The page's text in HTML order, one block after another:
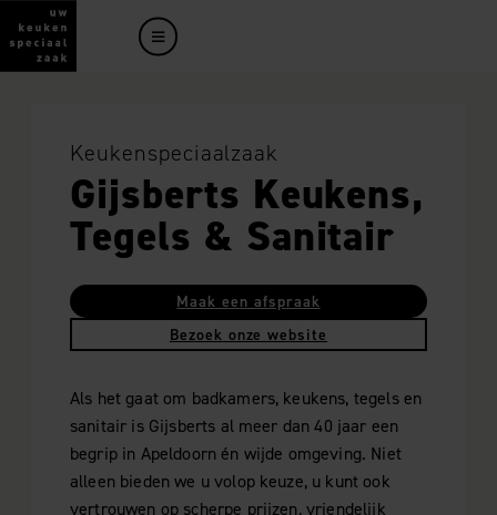
Keukenspeciaalzaak
Gijsberts Keukens,
Tegels & Sanitair
Maak een afspraak
Bezoek onze website
Als het gaat om badkamers, keukens, tegels en
sanitair is Gijsberts al meer dan 40 jaar een
begrip in Apeldoorn én wijde omgeving. Niet
alleen bieden we u volop keuze, u kunt ook
vertrouwen op scherpe prijzen, vriendelijk